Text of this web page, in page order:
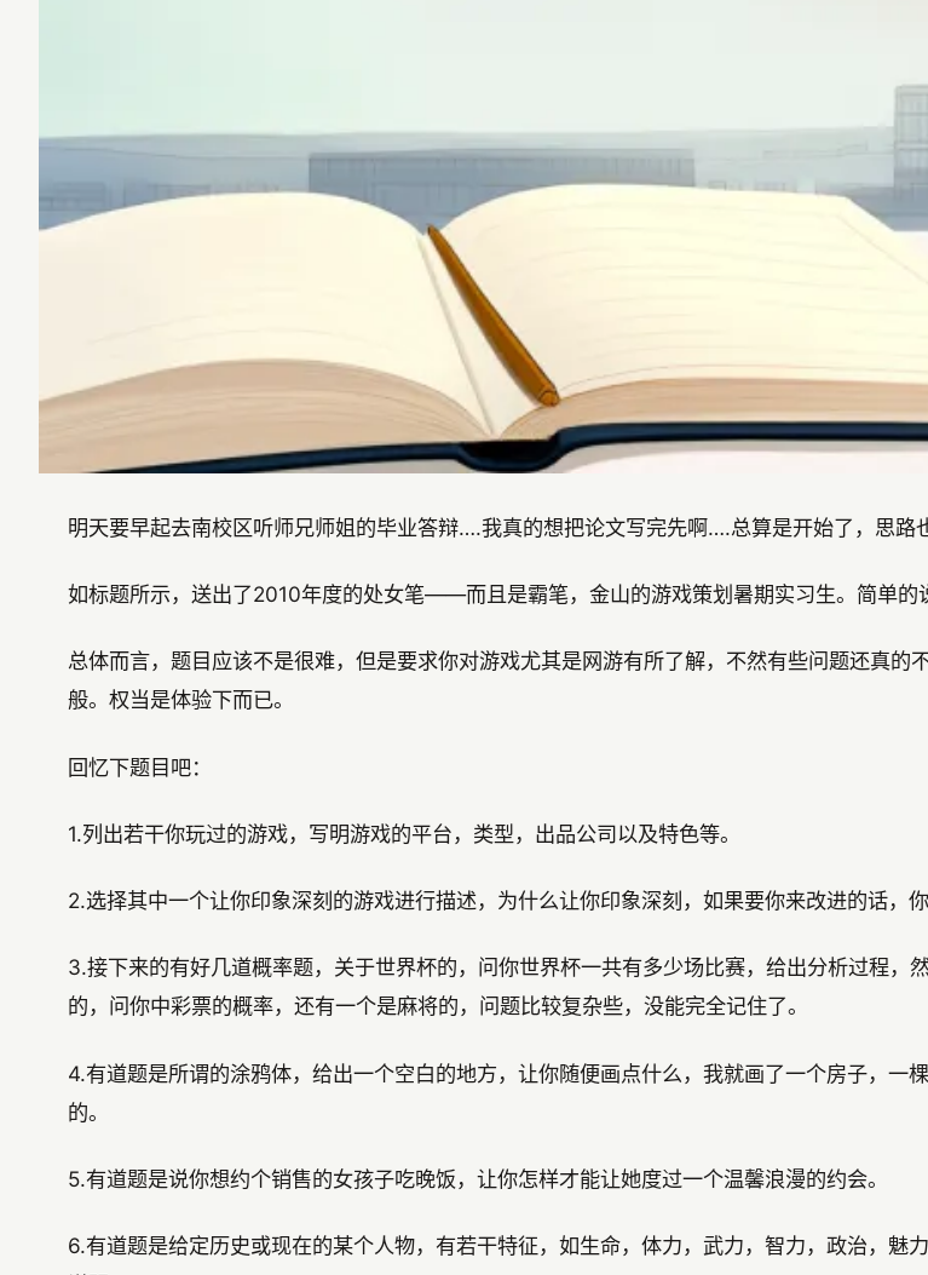
明天要早起去南校区听师兄师姐的毕业答辩….我真的想把论文写完先啊….总算是开始了，思路
如标题所示，送出了2010年度的处女笔——而且是霸笔，金山的游戏策划暑期实习生。简单的
总体而言，题目应该不是很难，但是要求你对游戏尤其是网游有所了解，不然有些问题还真
般。权当是体验下而已。
回忆下题目吧：
1.列出若干你玩过的游戏，写明游戏的平台，类型，出品公司以及特色等。
2.选择其中一个让你印象深刻的游戏进行描述，为什么让你印象深刻，如果要你来改进的话，你
3.接下来的有好几道概率题，关于世界杯的，问你世界杯一共有多少场比赛，给出分析过程
的，问你中彩票的概率，还有一个是麻将的，问题比较复杂些，没能完全记住了。
4.有道题是所谓的涂鸦体，给出一个空白的地方，让你随便画点什么，我就画了一个房子，
的。
5.有道题是说你想约个销售的女孩子吃晚饭，让你怎样才能让她度过一个温馨浪漫的约会。
6.有道题是给定历史或现在的某个人物，有若干特征，如生命，体力，武力，智力，政治，魅